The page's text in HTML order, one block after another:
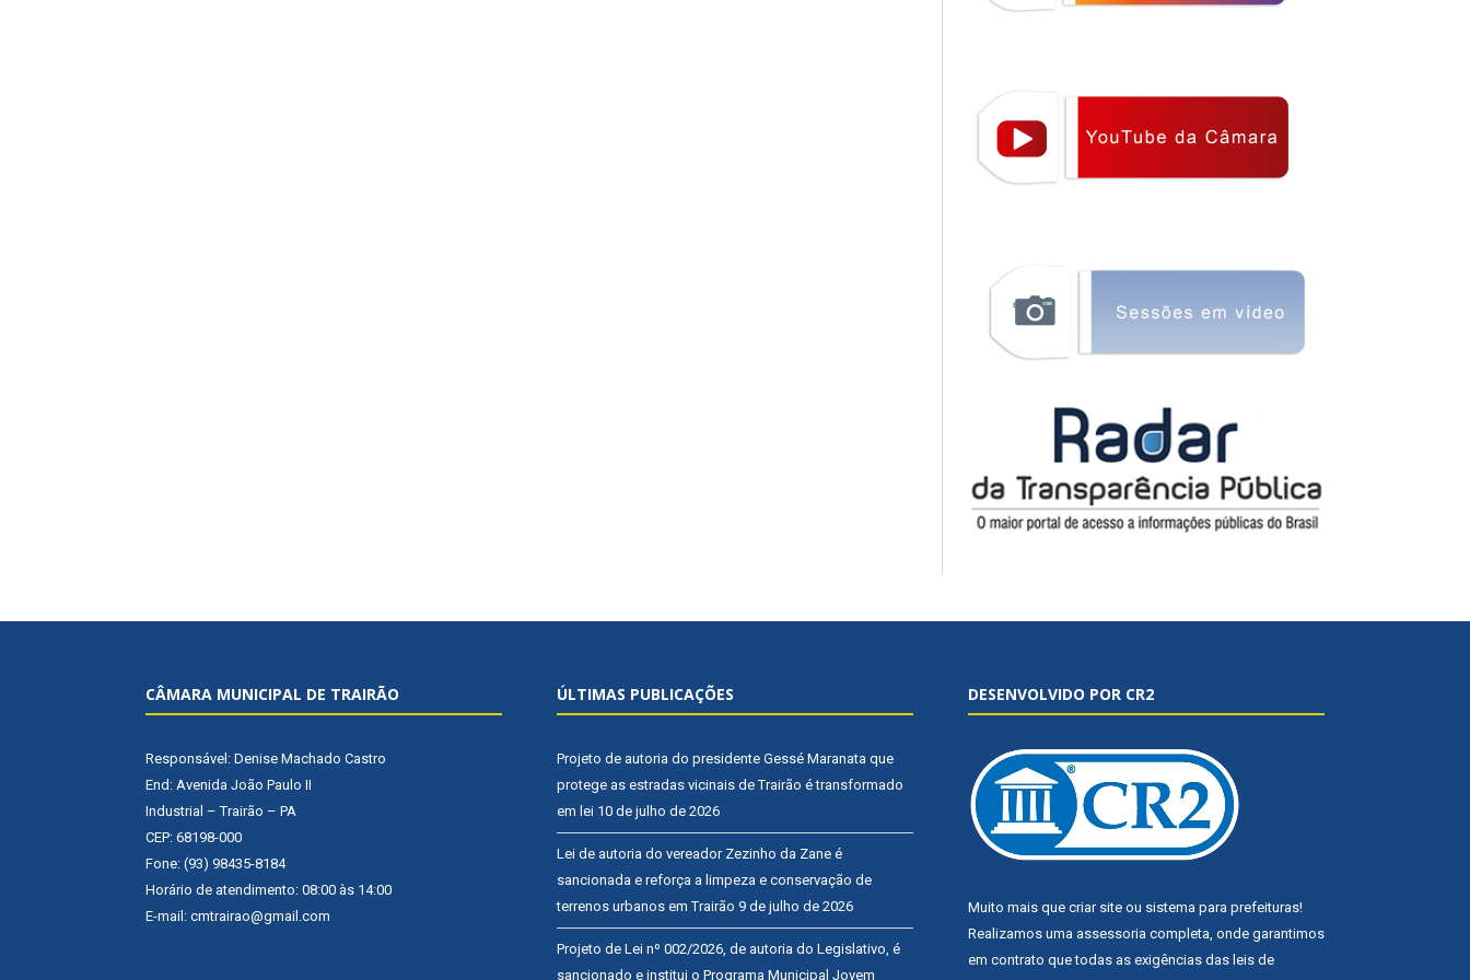
CÂMARA MUNICIPAL DE TRAIRÃO
Responsável: Denise Machado Castro
End: Avenida João Paulo II
Industrial – Trairão – PA
CEP: 68198-000
Fone: (93) 98435-8184
Horário de atendimento: 08:00 às 14:00
E-mail: cmtrairao@gmail.com
ÚLTIMAS PUBLICAÇÕES
Projeto de autoria do presidente Gessé Maranata que
protege as estradas vicinais de Trairão é transformado
em lei 10 de julho de 2026
Lei de autoria do vereador Zezinho da Zane é
sancionada e reforça a limpeza e conservação de
terrenos urbanos em Trairão 9 de julho de 2026
Projeto de Lei nº 002/2026, de autoria do Legislativo, é
sancionado e institui o Programa Municipal Jovem
DESENVOLVIDO POR CR2
Muito mais que criar site ou sistema para prefeituras!
Realizamos uma assessoria completa, onde garantimos
em contrato que todas as exigências das leis de